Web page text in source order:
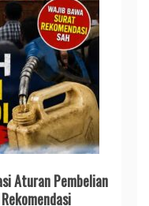
Aturan Pembelian